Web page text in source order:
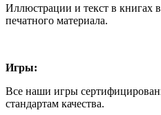
Иллюстрации и текст в книгах
печатного материала.
Игры:
Все наши игры
стандартам качества.